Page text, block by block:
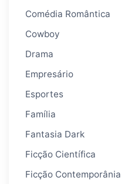
Comédia Romântica
Cowboy
Drama
Empresário
Esportes
Família
Fantasia Dark
Ficção Científica
Ficção Contemporânia